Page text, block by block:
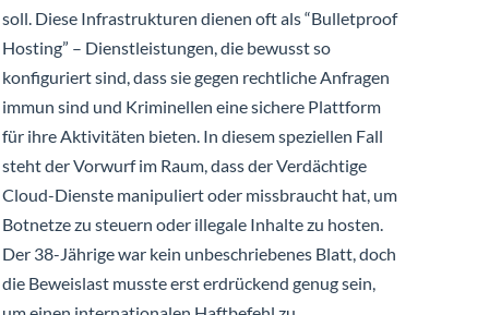
soll. Diese Infrastrukturen dienen oft als “Bulletproof
Hosting” – Dienstleistungen, die bewusst so
konfiguriert sind, dass sie gegen rechtliche Anfragen
immun sind und Kriminellen eine sichere Plattform
für ihre Aktivitäten bieten. In diesem speziellen Fall
steht der Vorwurf im Raum, dass der Verdächtige
Cloud-Dienste manipuliert oder missbraucht hat, um
Botnetze zu steuern oder illegale Inhalte zu hosten.
Der 38-Jährige war kein unbeschriebenes Blatt, doch
die Beweislast musste erst erdrückend genug sein,